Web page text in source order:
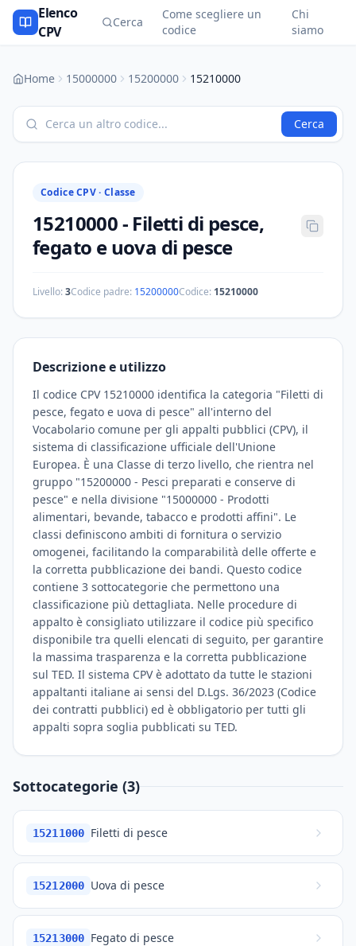
Elenco
CPV
Cerca
Come scegliere un
codice
Chi
siamo
Home 15000000 15200000 15210000
Cerca
Codice CPV · Classe
15210000- Filetti di pesce,
fegato e uova di pesce
Livello:3Codice padre: 15200000Codice: 15210000
Descrizione e utilizzo
Il codice CPV 15210000 identifica la categoria "Filetti di
pesce, fegato e uova di pesce" all'interno del
Vocabolario comune per gli appalti pubblici (CPV), il
sistema di classificazione ufficiale dell'Unione
Europea. È una Classe di terzo livello, che rientra nel
gruppo "15200000 - Pesci preparati e conserve di
pesce" e nella divisione "15000000 - Prodotti
alimentari, bevande, tabacco e prodotti affini". Le
classi definiscono ambiti di fornitura o servizio
omogenei, facilitando la comparabilità delle offerte e
la corretta pubblicazione dei bandi. Questo codice
contiene 3 sottocategorie che permettono una
classificazione più dettagliata. Nelle procedure di
appalto è consigliato utilizzare il codice più specifico
disponibile tra quelli elencati di seguito, per garantire
la massima trasparenza e la corretta pubblicazione
sul TED. Il sistema CPV è adottato da tutte le stazioni
appaltanti italiane ai sensi del D.Lgs. 36/2023 (Codice
dei contratti pubblici) ed è obbligatorio per tutti gli
appalti sopra soglia pubblicati su TED.
Sottocategorie (3)
15211000 Filetti di pesce
15212000 Uova di pesce
15213000 Fegato di pesce